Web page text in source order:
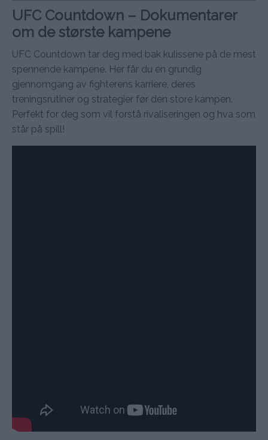
UFC Countdown – Dokumentarer
om de største kampene
UFC Countdown tar deg med bak kulissene på de mest
spennende kampene. Her får du en grundig
gjennomgang av fighterens karriere, deres
treningsrutiner og strategier før den store kampen.
Perfekt for deg som vil forstå rivaliseringen og hva som
står på spill!